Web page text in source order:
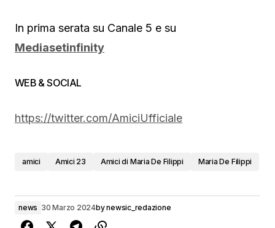
In prima serata su Canale 5 e su
Mediasetinfinity
WEB & SOCIAL
https://twitter.com/AmiciUfficiale
amici Amici 23 Amici di Maria De Filippi Maria De Filippi
news 30 Marzo 2024bynewsic_redazione